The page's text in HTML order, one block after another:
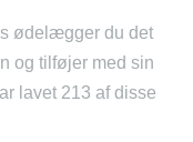
ødelægger du det
og tilføjer med sin
lavet 213 af disse